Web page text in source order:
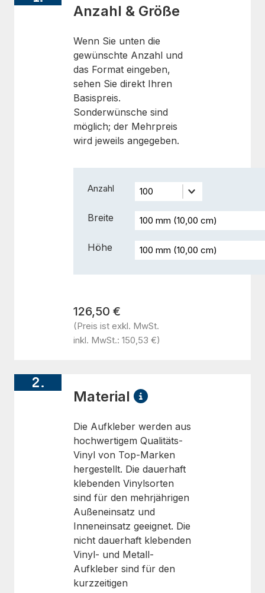
Anzahl & Größe
Wenn Sie unten die
gewünschte Anzahl und
das Format eingeben,
sehen Sie direkt Ihren
Basispreis.
Sonderwünsche sind
möglich; der Mehrpreis
wird jeweils angegeben.
Anzahl
Breite
Höhe
126,50 €
(Preis ist exkl. MwSt.
inkl. MwSt.: 150,53 €)
2.
Material
Die Aufkleber werden aus
hochwertigem Qualitäts-
Vinyl von Top-Marken
hergestellt. Die dauerhaft
klebenden Vinylsorten
sind für den mehrjährigen
Außeneinsatz und
Inneneinsatz geeignet. Die
nicht dauerhaft klebenden
Vinyl- und Metall-
Aufkleber sind für den
kurzzeitigen